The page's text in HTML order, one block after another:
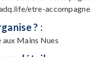
etre-accompagne
? :
aux Mains Nues